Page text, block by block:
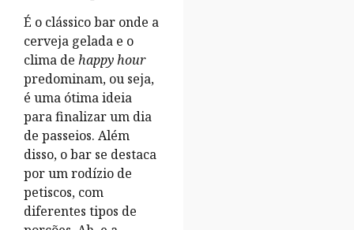
É o clássico bar onde a
cerveja gelada e o
clima de happy hour
predominam, ou seja,
é uma ótima ideia
para finalizar um dia
de passeios. Além
disso, o bar se destaca
por um rodízio de
petiscos, com
diferentes tipos de